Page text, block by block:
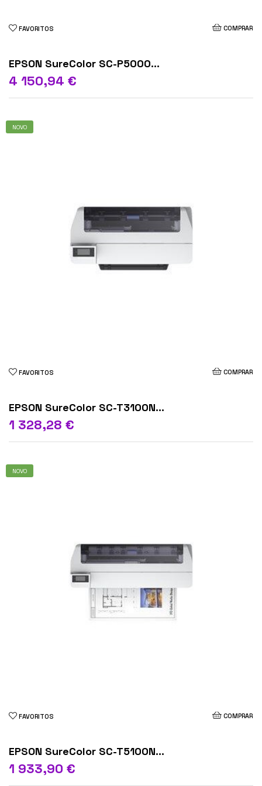
FAVORITOS COMPRAR
EPSON SureColor SC-P5000...
4 150,94 €
NOVO
FAVORITOS COMPRAR
EPSON SureColor SC-T3100N...
1 328,28 €
NOVO
FAVORITOS COMPRAR
EPSON SureColor SC-T5100N...
1 933,90 €